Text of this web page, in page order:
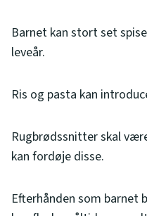
Barnet kan stort set
leveår.
Ris og pasta kan
Rugbrødssnitter skal
kan fordøje disse.
Efterhånden som barnet